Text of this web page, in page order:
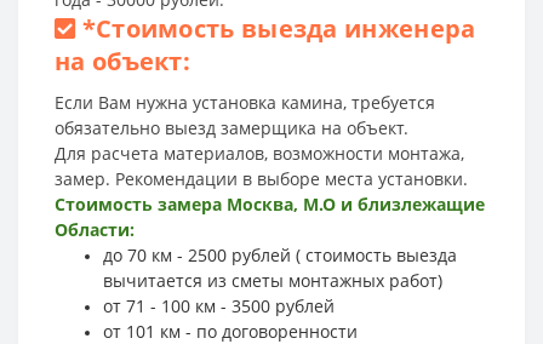
*Стоимость выезда инженера
на объект:
Если Вам нужна установка камина, требуется
обязательно выезд замерщика на объект.
Для расчета материалов, возможности монтажа,
замер. Рекомендации в выборе места установки.
Стоимость замера Москва, М.О и близлежащие
Области:
до 70 км - 2500 рублей ( стоимость выезда
вычитается из сметы монтажных работ)
от 71 - 100 км - 3500 рублей
от 101 км - по договоренности